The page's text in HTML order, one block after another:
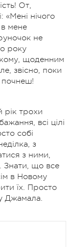
От,
«Мені нічого
мене
не
року
щоденним
звісно, поки
почнеш!
рік трохи
всі цілі
собі
з
з ними,
Знати, що все
в Новому
їх. Просто
Джамала.